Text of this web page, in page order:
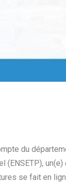
du
se fait en